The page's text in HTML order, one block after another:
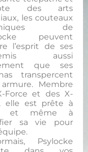
des arts
les couteaux
de
peuvent
l’esprit de ses
aussi
que ses
transpercent
Membre
Force et des X-
elle est prête à
et même à
sa vie pour
Psylocke